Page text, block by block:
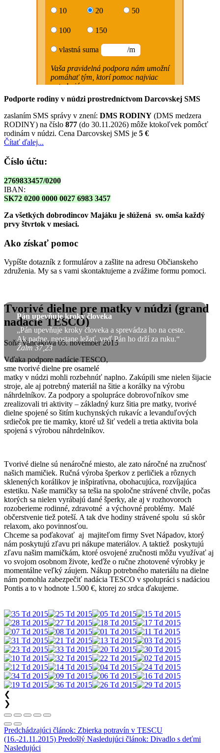
Podporte rodiny v núdzi prostredníctvom Darcovskej SMS
zaslaním SMS správy v znení: DMS RODINY (DMS medzera
RODINY) na číslo 877 (do 30.11.2026) môže ktokoľvek pomôcť
rodinám v núdzi. Cena Darcovskej SMS je 5 €
Čítať ďalej...
Číslo účtu:
2769833457/0200
IBAN:
SK72 0200 0000 0027 6983 3457
Za všetkých dobrodincov Majáku je slúžená sv. omša každý
prvy štvrtok v mesiaci.
Ako získať pomoc
Vypíšte dotazník z formulárov a zašlite na adresu Občianskeho
združenia. My sa s vami skontaktujeme a zvážime formu pomoci.
Pán upevňuje kroky človeka
„Pán upevňuje kroky človeka a sprevádza ho na ceste.
Ak padne, neostane ležať, veď Pán ho drží za ruku.“
Žalm 37,23
Tvorivé dielne pre matky v núdzi (grand
nadácie TESCO)
Soňa Vancáková 05. november 2015
Vďaka podpore nadácie TESCO,
sme tvorivé dielne pre osamelé
matky v núdzi mohli rozbehnúť naplno. Zakúpili sme nielen šijacie
stroje, ale aj potrebný materiál na šitie a korálky na výrobu
náhrdelníkov. Za podpory a spolupráce dobrovoľníkov sme
zrealizovali tri aktivity – základný kurz šitia pre matky, tvorivé
dielne spojené so šitím kuchynských rukavíc a levanduľových
srdiečok pre tie mamky, ktoré už šiť vedeli a tretia aktivita bola
spojená s výrobou náhrdelníkov.
Tvorivé dielne sú nenáročné miesto, ale zato náročné na zručnosť
našich mamičiek. Ručná výroba šperkov z perličiek a rôznych
sklenených korálikov je inšpiratívna, obohacujúca, rozvíjajúca
estetiku. Naše mamičky sa tešia na spoločne strávené chvíle, počas
ktorých sa nielen vyrábajú dané šperky, ale aj v rozhovoroch
rozoberieme rodinné, zdravotné a výchovné problémy. Malé
občerstvenie tiež poteší. A tak dve hodiny strávené spolu sú skôr
relaxom, ako povinnosťou.
Chceme sa poďakovať aj majiteľom firmy Svet Nápadov, ktorý
nám poskytujú zľavu pri nákupe materiálov. A taktiež poskytujú
zľavu našim mamičkám, ktoré osvojené zručnosti môžu využívať aj
vo svojom osobnom živote, keďže o ručne zhotovené výrobky je
momentálne veľký záujem. Nákup potrebného materiálu na dielne
nám pomohla zabezpečiť nadácia TESCO v spolupráci s nadáciou
Pontis a to v hodnote 1.500 €, ktorej zo srdca ďakujeme.
❮
❯
Predchádzajúci článok: Zbierka potravín v TESCU
(16.-21.11.2015) Predošlý Nasledujúci článok: Divadlo s deťmi
Nasledujúci